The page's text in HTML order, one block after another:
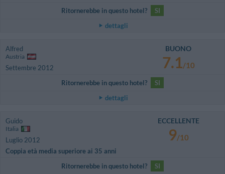
Ritornerebbe in questo hotel?
SI
dettagli
Alfred
Austria
Settembre 2012
BUONO
7.1/10
Ritornerebbe in questo hotel?
SI
dettagli
Guido
Italia
Luglio 2012
Coppia età media superiore ai 35 anni
ECCELLENTE
9/10
Ritornerebbe in questo hotel? SI